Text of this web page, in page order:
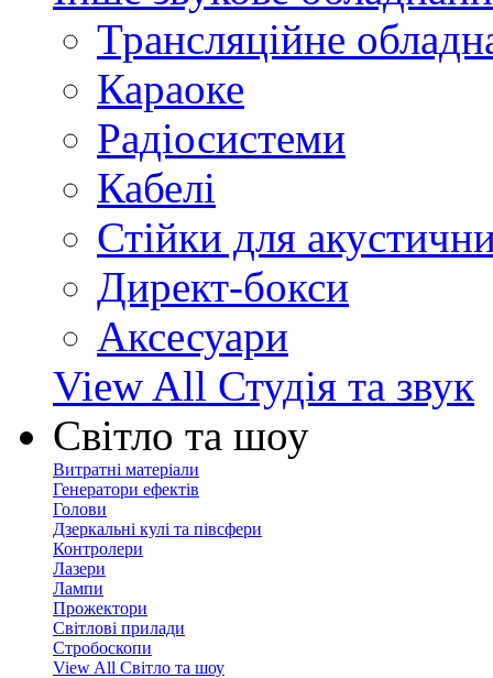
Трансляційне
Караоке
Радіосистеми
Кабелі
Стійки для
Директ-бокси
Аксесуари
View All Студія та звук
Світло та шоу
Витратні матеріали
Генератори ефектів
Голови
Дзеркальні кулі та півсфери
Контролери
Лазери
Лампи
Прожектори
Світлові прилади
Стробоскопи
View All Світло та шоу